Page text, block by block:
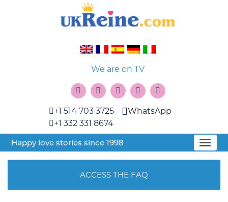
We are on TV
+1 514 703 3725
+1 332 331 8674
WhatsApp
Happy love stories since 1998
ACCESS THE FAQ